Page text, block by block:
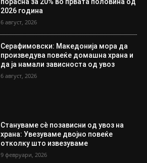
порасна за 20% во првата половина од
2026 година
6 август, 2026
Серафимовски: Македонија мора да
произведува повеќе домашна храна и
да ја намали зависноста од увоз
6 август, 2026
Стануваме сè позависни од увоз на
храна: Увезуваме двојно повеќе
отколку што извезуваме
9 февруари, 2026